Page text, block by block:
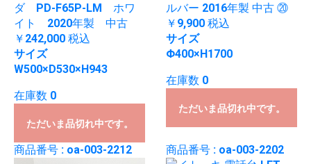
ダ PD-F65P-LM ホワ
イト 2020年製 中古
￥242,000 税込
サイズ
W500×D530×H943
在庫数 0
ただいま品切れ中です。
ルバー 2016年製 中古 ⑳
￥9,900 税込
サイズ
Φ400×H1700
在庫数 0
ただいま品切れ中です。
商品番号 : oa-003-2212 商品番号 : oa-003-2202